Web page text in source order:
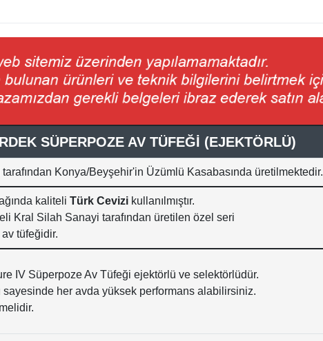
SÜPERPOZE AV TÜFEĞİ (EJEKTÖRLÜ)
Konya/Beyşehir'in Üzümlü Kasabasında üretilmektedir.
kaliteli Türk Cevizi kullanılmıştır.
Kral Silah Sanayi tarafından üretilen özel seri
tüfeğidir.
IV Süperpoze Av Tüfeği ejektörlü ve selektörlüdür.
her avda yüksek performans alabilirsiniz.